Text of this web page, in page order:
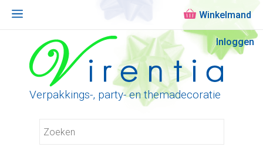
Inloggen
Verpakkings-, party- en themadecoratie
Menu